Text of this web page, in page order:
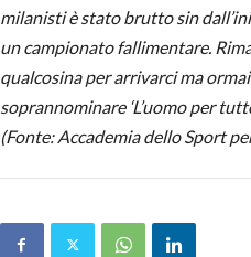
milanisti è stato brutto sin
un campionato fallimentare.
qualcosina per arrivarci ma
soprannominare ‘L’uomo per
(Fonte: Accademia dello Sport